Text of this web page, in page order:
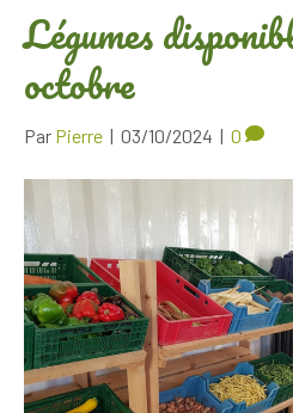
Légumes
octobre
Par Pierre | 03/10/2024 | 0